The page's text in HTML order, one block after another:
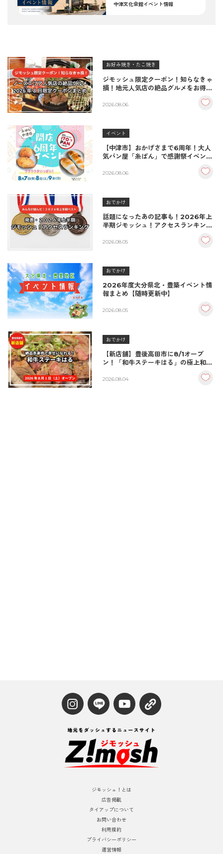
中津文化会館イベント情報
お好み焼き・たこ焼き
ジモッシュ限定クーポン！知らなきゃ
損！地元人気店の絶品グルメをお得に
2026.08.06
イベント
【中津市】おかげさまで6周年！大人
気パン屋「糸ぱん」で感謝祭イベント
♪（8/7〜8/9）
2026.08.06
おでかけ
話題になったあの記事も！2026年上
半期ジモッシュ！アクセスランキング
2026.08.05
おでかけ
2026年度大分県北・豊築イベント情
報まとめ【随時更新中】
2026.08.05
おでかけ
【新店舗】豊後高田市に8/1オープ
ン！「和牛ステーキはる」の極上和牛
2026.08.04
ジモッシュ！とは
広告掲載
タイアップについて
お問い合わせ
利用規約
プライバシーポリシー
運営情報